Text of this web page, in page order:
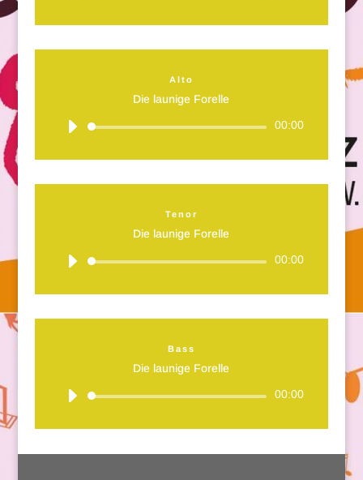
Alto
Die launige Forelle
Audio-
00:00
Tenor
Die launige Forelle
Audio-
00:00
Bass
Die launige Forelle
Audio-
00:00